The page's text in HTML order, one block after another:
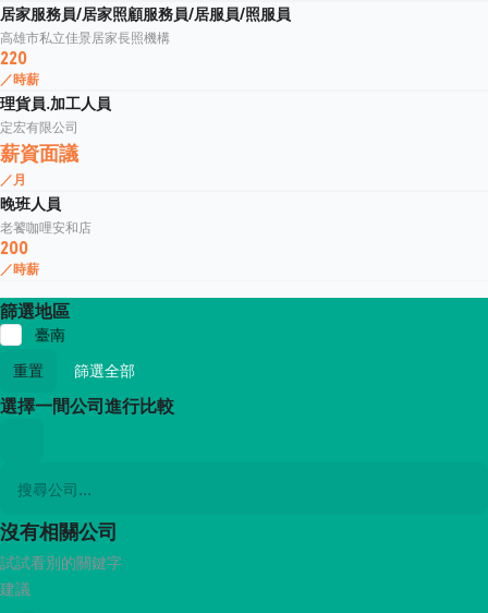
居家服務員/居家照顧服務員/居服員/照服員
高雄市私立佳景居家長照機構
220
／時薪
理貨員.加工人員
定宏有限公司
薪資面議
／月
晚班人員
老饕咖哩安和店
200
／時薪
篩選地區
臺南
重置
篩選全部
選擇一間公司進行比較
沒有相關公司
試試看別的關鍵字
建議